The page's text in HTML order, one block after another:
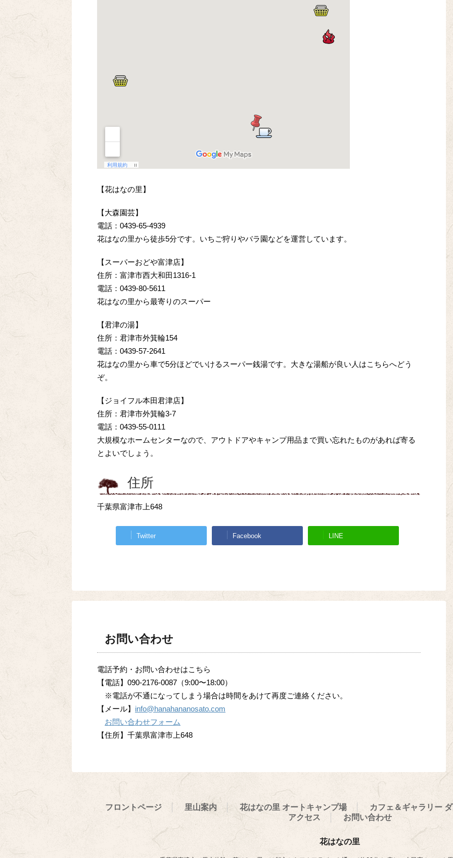
【花はなの里】
【大森園芸】
電話：0439-65-4939
花はなの里から徒歩5分です。いちご狩りやバラ園などを運営しています。
【スーパーおどや富津店】
住所：富津市西大和田1316-1
電話：0439-80-5611
花はなの里から最寄りのスーパー
【君津の湯】
住所：君津市外箕輪154
電話：0439-57-2641
花はなの里から車で5分ほどでいけるスーパー銭湯です。大きな湯船が良い人はこちらへどう
ぞ。
【ジョイフル本田君津店】
住所：君津市外箕輪3-7
電話：0439-55-0111
大規模なホームセンターなので、アウトドアやキャンプ用品まで買い忘れたものがあれば寄る
とよいでしょう。
住所
千葉県富津市上648
Twitter Facebook LINE
お問い合わせ
電話予約・お問い合わせはこちら
【電話】090-2176-0087（9:00〜18:00）
※電話が不通になってしまう場合は時間をあけて再度ご連絡ください。
【メール】 info@hanahananosato.com
お問い合わせフォーム
【住所】千葉県富津市上648
フロントページ 里山案内 花はなの里 オートキャンプ場
カフェ＆ギャラリー
アクセス
お問い合わせ
花はなの里